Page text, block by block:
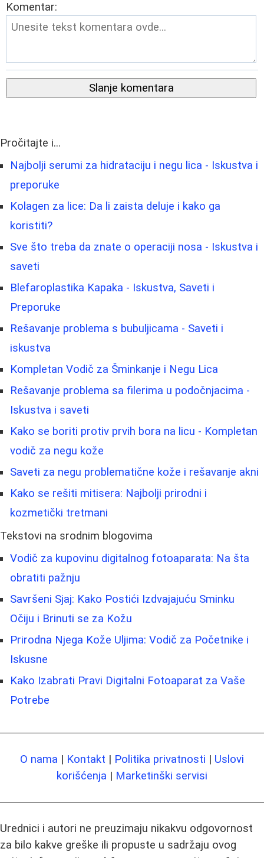
Komentar:
Slanje komentara
Pročitajte i...
Najbolji serumi za hidrataciju i negu lica - Iskustva i
preporuke
Kolagen za lice: Da li zaista deluje i kako ga
koristiti?
Sve što treba da znate o operaciji nosa - Iskustva i
saveti
Blefaroplastika Kapaka - Iskustva, Saveti i
Preporuke
Rešavanje problema s bubuljicama - Saveti i
iskustva
Kompletan Vodič za Šminkanje i Negu Lica
Rešavanje problema sa filerima u podočnjacima -
Iskustva i saveti
Kako se boriti protiv prvih bora na licu - Kompletan
vodič za negu kože
Saveti za negu problematične kože i rešavanje akni
Kako se rešiti mitisera: Najbolji prirodni i
kozmetički tretmani
Tekstovi na srodnim blogovima
Vodič za kupovinu digitalnog fotoaparata: Na šta
obratiti pažnju
Savršeni Sjaj: Kako Postići Izdvajajuću Sminku
Očiju i Brinuti se za Kožu
Prirodna Njega Kože Uljima: Vodič za Početnike i
Iskusne
Kako Izabrati Pravi Digitalni Fotoaparat za Vaše
Potrebe
O nama | Kontakt | Politika privatnosti | Uslovi
korišćenja | Marketinški servisi
Urednici i autori ne preuzimaju nikakvu odgovornost
za bilo kakve greške ili propuste u sadržaju ovog